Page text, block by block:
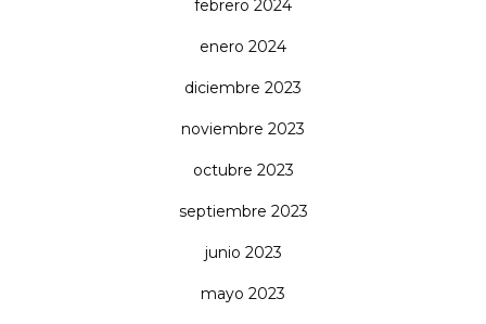
febrero 2024
enero 2024
diciembre 2023
noviembre 2023
octubre 2023
septiembre 2023
junio 2023
mayo 2023